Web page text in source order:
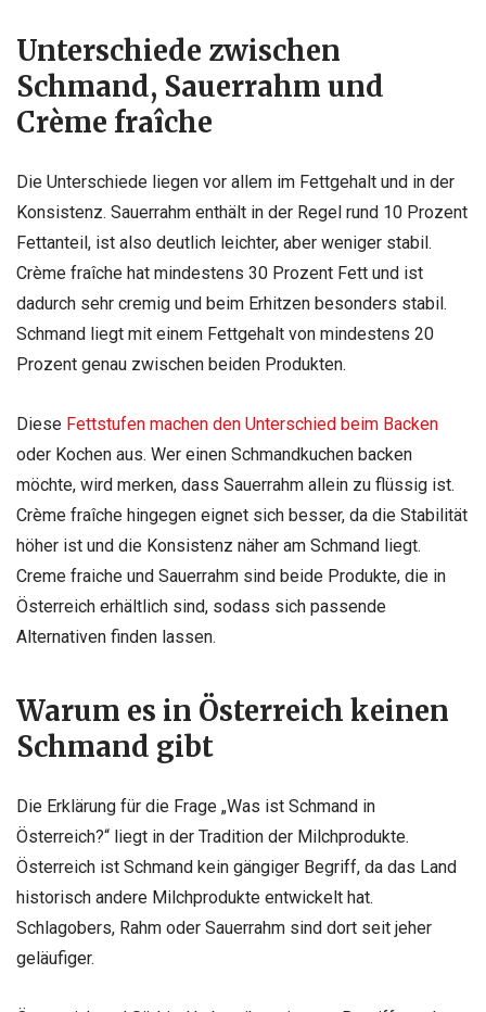
Unterschiede zwischen
Schmand, Sauerrahm und
Crème fraîche
Die Unterschiede liegen vor allem im Fettgehalt und in der
Konsistenz. Sauerrahm enthält in der Regel rund 10 Prozent
Fettanteil, ist also deutlich leichter, aber weniger stabil.
Crème fraîche hat mindestens 30 Prozent Fett und ist
dadurch sehr cremig und beim Erhitzen besonders stabil.
Schmand liegt mit einem Fettgehalt von mindestens 20
Prozent genau zwischen beiden Produkten.
Diese Fettstufen machen den Unterschied beim Backen
oder Kochen aus. Wer einen Schmandkuchen backen
möchte, wird merken, dass Sauerrahm allein zu flüssig ist.
Crème fraîche hingegen eignet sich besser, da die Stabilität
höher ist und die Konsistenz näher am Schmand liegt.
Creme fraiche und Sauerrahm sind beide Produkte, die in
Österreich erhältlich sind, sodass sich passende
Alternativen finden lassen.
Warum es in Österreich keinen
Schmand gibt
Die Erklärung für die Frage „Was ist Schmand in
Österreich?“ liegt in der Tradition der Milchprodukte.
Österreich ist Schmand kein gängiger Begriff, da das Land
historisch andere Milchprodukte entwickelt hat.
Schlagobers, Rahm oder Sauerrahm sind dort seit jeher
geläufiger.